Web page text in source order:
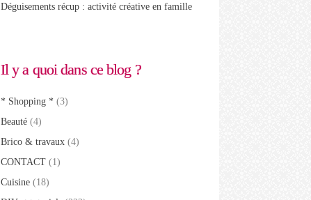
Déguisements récup : activité créative en famille
Il y a quoi dans ce blog ?
* Shopping *(3)
Beauté(4)
Brico & travaux(4)
CONTACT(1)
Cuisine(18)